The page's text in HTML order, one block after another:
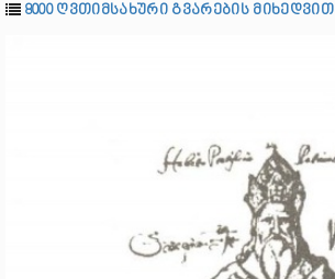
8000 ღვთიმსახური გვარების მიხედვით